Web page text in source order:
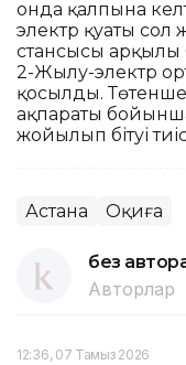
онда қалпына
электр қуаты сол
стансысы арқылы
2-Жылу-электр
қосылды.
ақпараты
жойылып бітуі
Астана Оқиға
без
Авторлар
12:36, 07 Тамыз 2026